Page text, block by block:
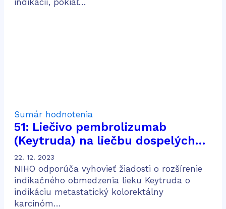
systémových terapií
Sumár hodnotenia
51: Liečivo pembrolizumab
(Keytruda) na liečbu dospelých
pacientov s metastatickým
kolorektálnym karcinómom
22. 12. 2023
NIHO odporúča vyhovieť žiadosti o rozšírenie
indikačného obmedzenia lieku Keytruda o
indikáciu metastatický kolorektálny
karcinóm…